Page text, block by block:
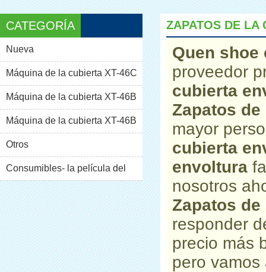
CATEGORÍA
Nueva
Máquina de la cubierta XT-46C
Máquina de la cubierta XT-46B
(i)Máquina de la cubierta XT-46B
(II)
Otros
Consumibles- la película del
pvc
ZAPATOS DE LA
Quen
proveedor
cubierta
Zapatos
mayor
cubierta
envoltura
nosotros
Zapatos
responder
precio más
pero vamos